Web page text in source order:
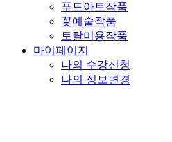
푸드아트작품
꽃예술작품
토탈미용작품
마이페이지
나의 수강신청
나의 정보변경